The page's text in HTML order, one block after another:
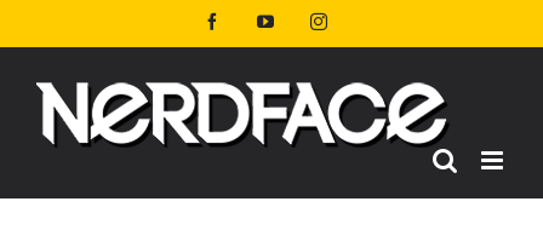
al
FacebookYouTubeInstagram